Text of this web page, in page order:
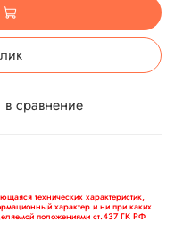
сравнение
технических характеристик,
характер и ни при каких
положениями ст.437 ГК РФ